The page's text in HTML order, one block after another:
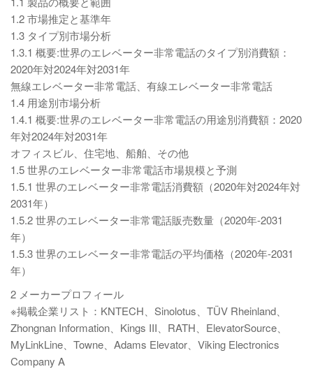
1.2 市場推定と基準年
1.3 タイプ別市場分析
1.3.1 概要:世界のエレベーター非常電話のタイプ別消費額：
2020年対2024年対2031年
無線エレベーター非常電話、有線エレベーター非常電話
1.4 用途別市場分析
1.4.1 概要:世界のエレベーター非常電話の用途別消費額：2020
年対2024年対2031年
オフィスビル、住宅地、船舶、その他
1.5 世界のエレベーター非常電話市場規模と予測
1.5.1 世界のエレベーター非常電話消費額（2020年対2024年対
2031年）
1.5.2 世界のエレベーター非常電話販売数量（2020年-2031
年）
1.5.3 世界のエレベーター非常電話の平均価格（2020年-2031
年）
2 メーカープロフィール
※掲載企業リスト：KNTECH、Sinolotus、TÜV Rheinland、
Zhongnan Information、Kings III、RATH、ElevatorSource、
MyLinkLine、Towne、Adams Elevator、Viking Electronics
Company A